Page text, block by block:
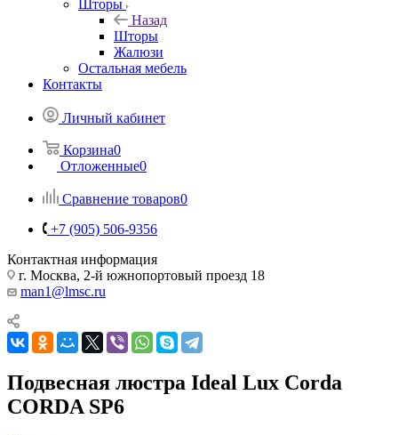
Шторы
Назад
Шторы
Жалюзи
Остальная мебель
Контакты
Личный кабинет
Корзина0
Отложенные0
Сравнение товаров0
+7 (905) 506-9356
Контактная информация
г. Москва, 2-й южнопортовый проезд 18
man1@lmsc.ru
Подвесная люстра Ideal Lux Corda
CORDA SP6